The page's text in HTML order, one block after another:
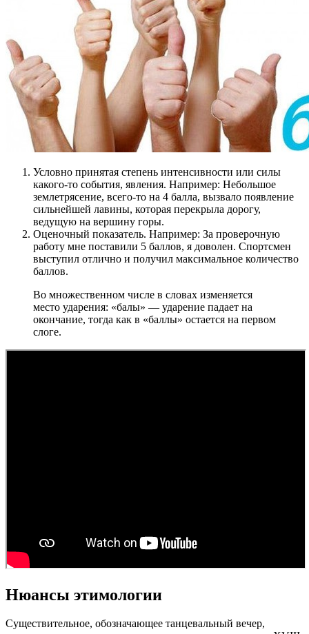
Условно принятая степень интенсивности или силы
какого-то события, явления. Например: Небольшое
землетрясение, всего-то на 4 балла, вызвало появление
сильнейшей лавины, которая перекрыла дорогу,
ведущую на вершину горы.
Оценочный показатель. Например: За проверочную
работу мне поставили 5 баллов, я доволен. Спортсмен
выступил отлично и получил максимальное количество
баллов.
Во множественном числе в словах изменяется
место ударения: «балы» — ударение падает на
окончание, тогда как в «баллы» остается на первом
слоге.
Нюансы этимологии
Существительное, обозначающее танцевальный вечер,